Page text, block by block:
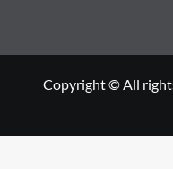
Copyright © All